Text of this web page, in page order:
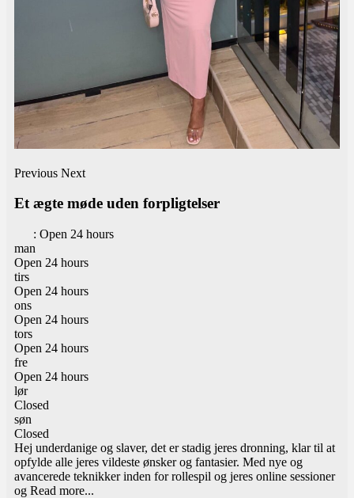
Previous Next
Et ægte møde uden forpligtelser
: Open 24 hours
man
Open 24 hours
tirs
Open 24 hours
ons
Open 24 hours
tors
Open 24 hours
fre
Open 24 hours
lør
Closed
søn
Closed
Hej underdanige og slaver, det er stadig jeres dronning, klar til at
opfylde alle jeres vildeste ønsker og fantasier. Med nye og
avancerede teknikker inden for rollespil og jeres online sessioner
og Read more...